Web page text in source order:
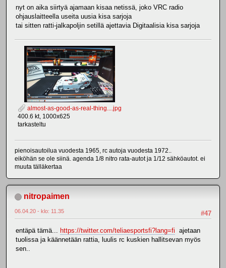
nyt on aika siirtyä ajamaan kisaa netissä, joko VRC radio
ohjauslaitteella useita uusia kisa sarjoja
tai sitten ratti-jalkapoljin setillä ajettavia Digitaalisia kisa sarjoja
almost-as-good-as-real-thing....jpg
400.6 kt, 1000x625
tarkasteltu
pienoisautoilua vuodesta 1965, rc autoja vuodesta 1972..
eiköhän se ole siinä. agenda 1/8 nitro rata-autot ja 1/12 sähköautot. ei
muuta tälläkertaa
nitropaimen
#47
06.04.20 - klo: 11.35
entäpä tämä... https://twitter.com/teliaesportsfi?lang=fi ajetaan
tuolissa ja käännetään rattia, luulis rc kuskien hallitsevan myös
sen..